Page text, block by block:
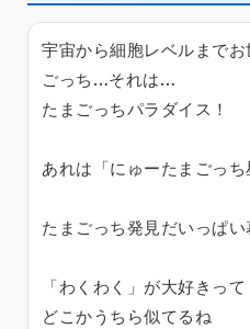
宇宙から細胞レベルまで
ごっち…それは…
たまごっちパラダイス！
あれは「にゅーたまごっち
たまごっち発見だいっぱい
「わくわく」が大好きって
どこかうちら似てるね